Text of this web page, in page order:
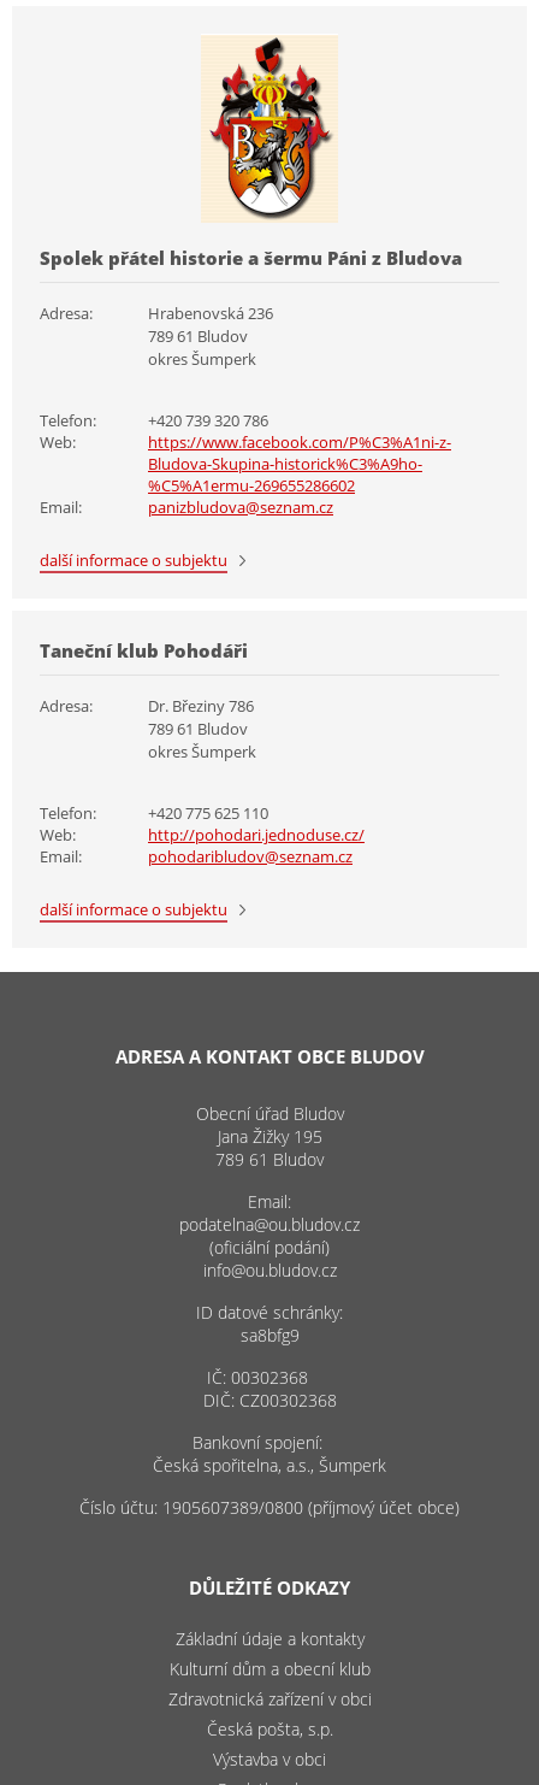
Spolek přátel historie a šermu Páni z Bludova
Adresa:
Hrabenovská 236
789 61 Bludov
okres Šumperk
Telefon:
+420 739 320 786
Web:
https://www.facebook.com/P%C3%A1ni-z-
Bludova-Skupina-historick%C3%A9ho-
%C5%A1ermu-269655286602
Email:
panizbludova@seznam.cz
další informace o subjektu
Taneční klub Pohodáři
Adresa:
Dr. Březiny 786
789 61 Bludov
okres Šumperk
Telefon:
+420 775 625 110
Web:
http://pohodari.jednoduse.cz/
Email:
pohodaribludov@seznam.cz
další informace o subjektu
ADRESA A KONTAKT OBCE BLUDOV
Obecní úřad Bludov
Jana Žižky 195
789 61 Bludov
Email:
podatelna@ou.bludov.cz
(oficiální podání)
info@ou.bludov.cz
ID datové schránky:
sa8bfg9
IČ: 00302368
DIČ: CZ00302368
Bankovní spojení:
Česká spořitelna, a.s., Šumperk
Číslo účtu: 1905607389/0800 (příjmový účet obce)
DŮLEŽITÉ ODKAZY
Základní údaje a kontakty
Kulturní dům a obecní klub
Zdravotnická zařízení v obci
Česká pošta, s.p.
Výstavba v obci